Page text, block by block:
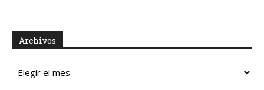
Archivos
Archivos